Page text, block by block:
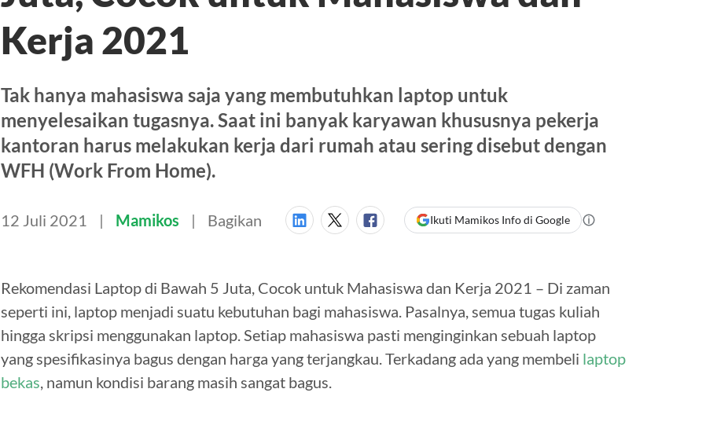
Kerja 2021
Tak hanya mahasiswa saja yang membutuhkan laptop untuk
menyelesaikan tugasnya. Saat ini banyak karyawan khususnya pekerja
kantoran harus melakukan kerja dari rumah atau sering disebut dengan
WFH (Work From Home).
12 Juli 2021 Mamikos Bagikan Ikuti Mamikos Info di Google
Rekomendasi Laptop di Bawah 5 Juta, Cocok untuk Mahasiswa dan Kerja 2021 – Di zaman
seperti ini, laptop menjadi suatu kebutuhan bagi mahasiswa. Pasalnya, semua tugas kuliah
hingga skripsi menggunakan laptop. Setiap mahasiswa pasti menginginkan sebuah laptop
yang spesifikasinya bagus dengan harga yang terjangkau. Terkadang ada yang membeli laptop
bekas , namun kondisi barang masih sangat bagus.